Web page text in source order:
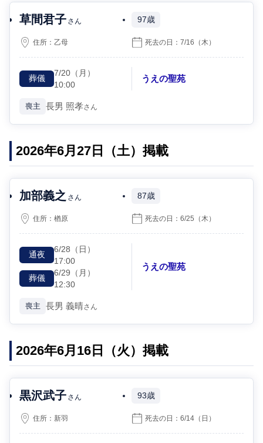
草間君子 さん 97歳
住所：乙母 死去の日：7/16 （木）
葬儀
7/20 （月）
10:00
うえの聖苑
喪主 長男 照孝さん
2026年6月27日（土）掲載
加部義之 さん 87歳
住所：楢原 死去の日：6/25 （木）
通夜
6/28 （日）
17:00
葬儀
6/29 （月）
12:30
うえの聖苑
喪主 長男 義晴さん
2026年6月16日（火）掲載
黒沢武子 さん 93歳
住所： 新羽 死去の日：6/14 （日）